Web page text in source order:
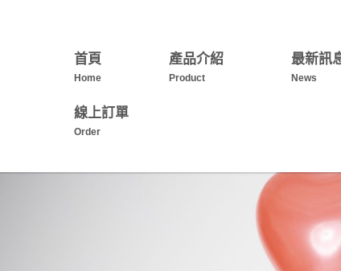
首頁
Home
產品介紹
Product
最新訊
News
線上訂單
Order